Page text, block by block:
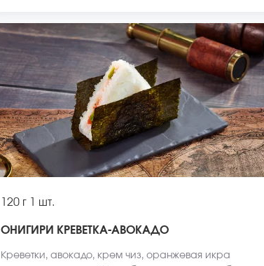
120 г 1 шт.
ОНИГИРИ КРЕВЕТКА-АВОКАДО
Креветки, авокадо, крем чиз, оранжевая икра